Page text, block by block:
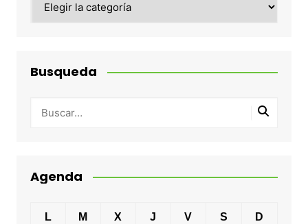
Busqueda
Agenda
L M X J V S D